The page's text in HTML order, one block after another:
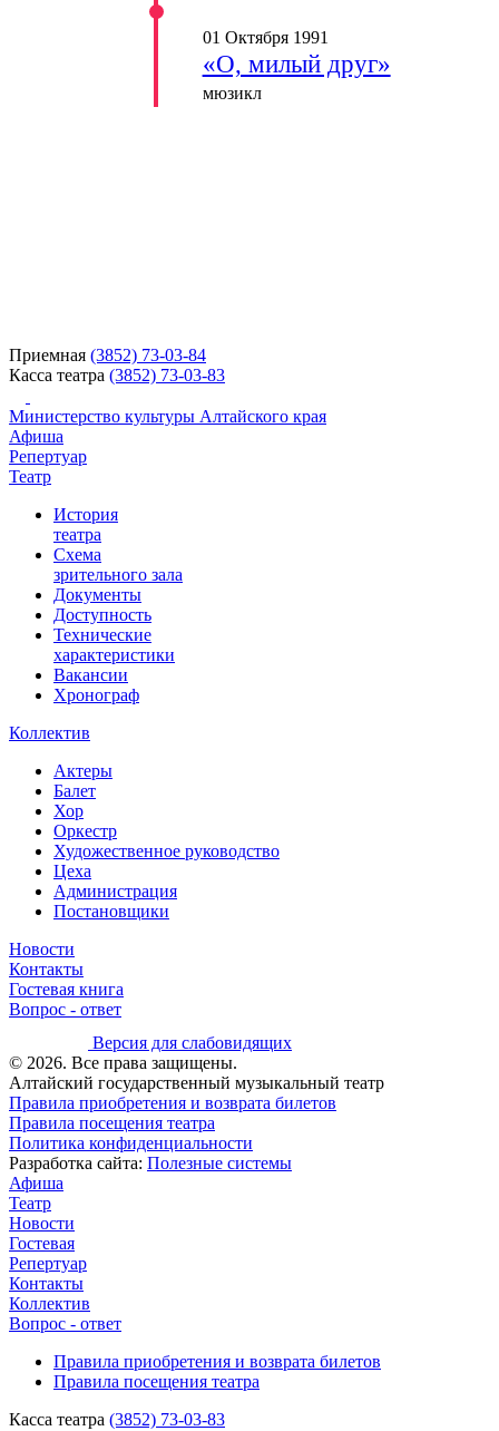
01 Октября 1991
«О, милый друг»
мюзикл
Приемная (3852) 73-03-84
Касса театра (3852) 73-03-83
Министерство культуры Алтайского края
Афиша
Репертуар
Театр
История
театра
Схема
зрительного зала
Документы
Доступность
Технические
характеристики
Вакансии
Хронограф
Коллектив
Актеры
Балет
Хор
Оркестр
Художественное руководство
Цеха
Администрация
Постановщики
Новости
Контакты
Гостевая книга
Вопрос - ответ
Версия для слабовидящих
© 2026. Все права защищены.
Алтайский государственный музыкальный театр
Правила приобретения и возврата билетов
Правила посещения театра
Политика конфиденциальности
Разработка сайта: Полезные системы
Афиша
Театр
Новости
Гостевая
Репертуар
Контакты
Коллектив
Вопрос - ответ
Правила приобретения и возврата билетов
Правила посещения театра
Касса театра (3852) 73-03-83